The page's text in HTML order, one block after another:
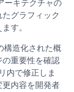
ーキテクチャの
グラフィック
す。
構造化された概
重要性を確認
内で修正しま
内容を開発者